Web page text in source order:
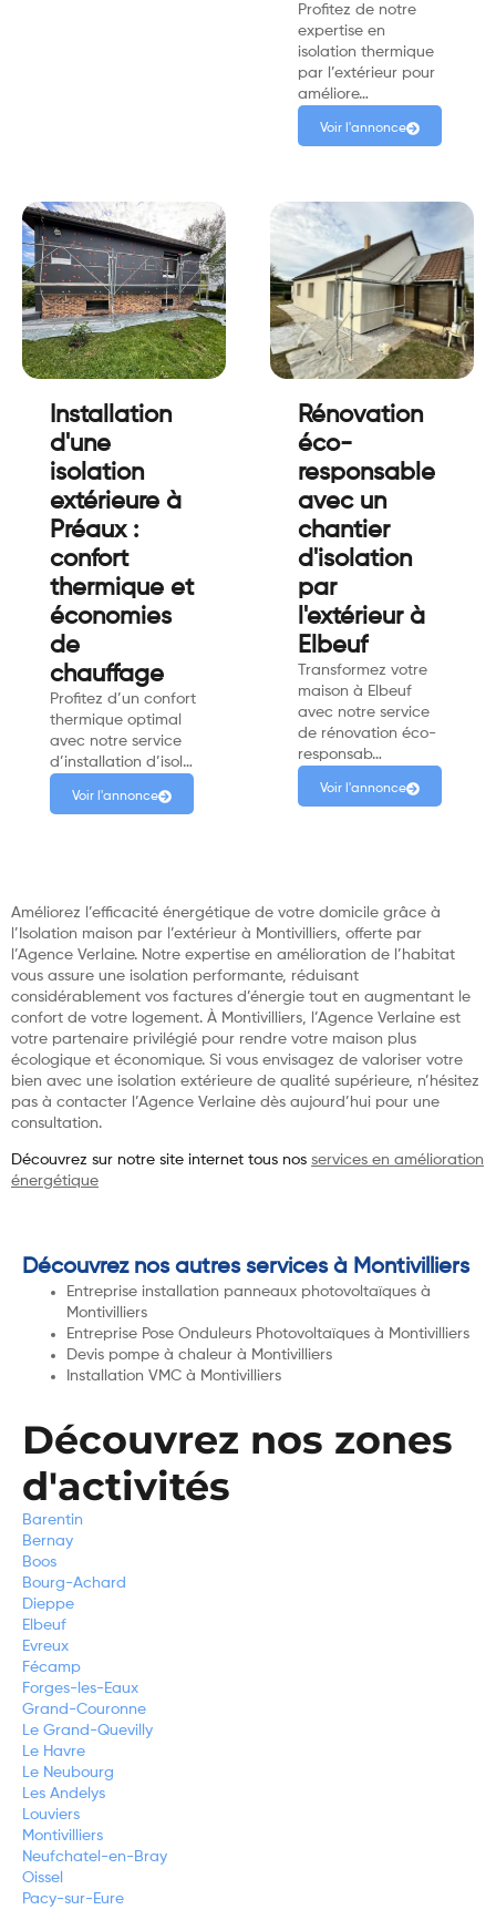
Profitez de notre
expertise en
isolation thermique
par l’extérieur pour
améliore…
Voir l'annonce
Installation
d'une
isolation
extérieure à
Préaux :
confort
thermique et
économies
de
chauffage
Profitez d’un confort
thermique optimal
avec notre service
d’installation d’isol…
Voir l'annonce
Rénovation
éco-
responsable
avec un
chantier
d'isolation
par
l'extérieur à
Elbeuf
Transformez votre
maison à Elbeuf
avec notre service
de rénovation éco-
responsab…
Voir l'annonce
Améliorez l’efficacité énergétique de votre domicile grâce à
l’Isolation maison par l’extérieur à Montivilliers, offerte par
l’Agence Verlaine. Notre expertise en amélioration de l’habitat
vous assure une isolation performante, réduisant
considérablement vos factures d’énergie tout en augmentant le
confort de votre logement. À Montivilliers, l’Agence Verlaine est
votre partenaire privilégié pour rendre votre maison plus
écologique et économique. Si vous envisagez de valoriser votre
bien avec une isolation extérieure de qualité supérieure, n’hésitez
pas à contacter l’Agence Verlaine dès aujourd’hui pour une
consultation.
Découvrez sur notre site internet tous nos services en amélioration
énergétique
Découvrez nos autres services à Montivilliers
Entreprise installation panneaux photovoltaïques à
Montivilliers
Entreprise Pose Onduleurs Photovoltaïques à Montivilliers
Devis pompe à chaleur à Montivilliers
Installation VMC à Montivilliers
Découvrez nos zones
d'activités
Barentin
Bernay
Boos
Bourg-Achard
Dieppe
Elbeuf
Evreux
Fécamp
Forges-les-Eaux
Grand-Couronne
Le Grand-Quevilly
Le Havre
Le Neubourg
Les Andelys
Louviers
Montivilliers
Neufchatel-en-Bray
Oissel
Pacy-sur-Eure